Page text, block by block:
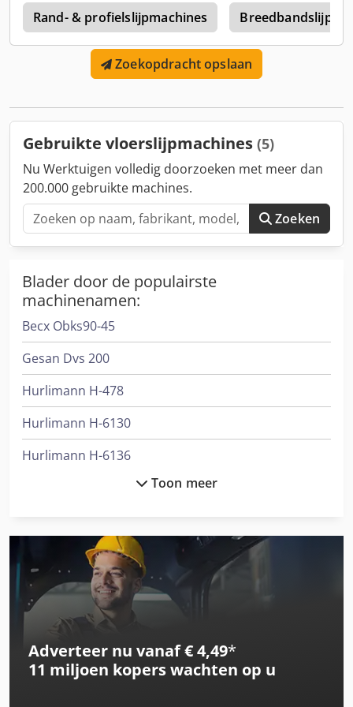
werkbladen verstelbaar - verstelbare bank in een hoek van
12 x 60 cm - afzuigaansluiting - 80 mm diameter - gewicht -
ca. 250 kg - totale afmetingen - 125 x 75 x 95 cm (b x l x h)
Extra informatie: - zeer goede, fabriekstechnische en
optische staat - de foto's tonen de werkelijke staat van het
Rand- & profielslijpmachines
Zoekopdracht opslaan
Gebruikte vloerslijpmachines (5)
Nu Werktuigen volledig doorzoeken met meer dan
200.000 gebruikte machines.
Zoeken
Blader door de populairste
machinenamen:
Becx Obks90-45
Gesan Dvs 200
Hurlimann H-478
Hurlimann H-6130
Hurlimann H-6136
International 453
International 553
International 554
International 644
International 654
Toon meer
Adverteer nu vanaf € 4,49*
11 miljoen koperswachten op u